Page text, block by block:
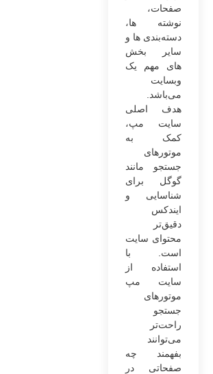
صفحات،
نوشته ها،
دسته‌بندی ها و
سایر بخش
های مهم یک
وبسایت
می‌باشد.
هدف اصلی
سایت مپ،
کمک به
موتورهای
جستجو مانند
گوگل برای
شناسایی و
ایندکس
دقیق‌تر
محتوای سایت
است. با
استفاده از
سایت مپ
موتورهای
جستجو
راحت‌تر
می‌توانند
بفهمند چه
صفحاتی در